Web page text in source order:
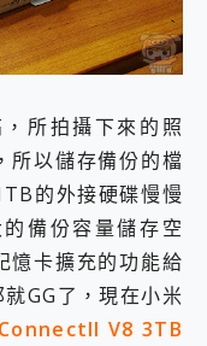
所拍攝下來的照
所以儲存備份的檔
的外接硬碟慢慢
備份容量儲存空
憶卡擴充的功能給
GG了，現在小米
V8 3TB